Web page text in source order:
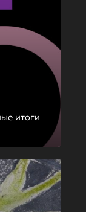
итоги